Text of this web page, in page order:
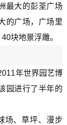
最大的彭荃广场
的广场，广场里
块地景浮雕。
年世界园艺博
园进行了半年的
场、草坪、漫步